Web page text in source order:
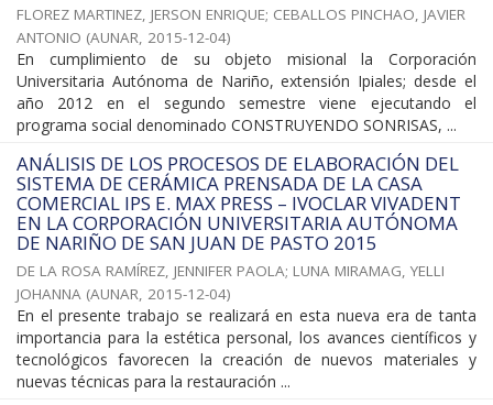
FLOREZ MARTINEZ, JERSON ENRIQUE; CEBALLOS PINCHAO, JAVIER
ANTONIO (AUNAR, 2015-12-04)
En cumplimiento de su objeto misional la Corporación
Universitaria Autónoma de Nariño, extensión Ipiales; desde el
año 2012 en el segundo semestre viene ejecutando el
programa social denominado CONSTRUYENDO SONRISAS, ...
ANÁLISIS DE LOS PROCESOS DE ELABORACIÓN DEL
SISTEMA DE CERÁMICA PRENSADA DE LA CASA
COMERCIAL IPS E. MAX PRESS – IVOCLAR VIVADENT
EN LA CORPORACIÓN UNIVERSITARIA AUTÓNOMA
DE NARIÑO DE SAN JUAN DE PASTO 2015
DE LA ROSA RAMÍREZ, JENNIFER PAOLA; LUNA MIRAMAG, YELLI
JOHANNA (AUNAR, 2015-12-04)
En el presente trabajo se realizará en esta nueva era de tanta
importancia para la estética personal, los avances científicos y
tecnológicos favorecen la creación de nuevos materiales y
nuevas técnicas para la restauración ...